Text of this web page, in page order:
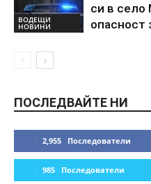
ВОДЕЩИ
НОВИНИ
си в село
опасност
ПОСЛЕДВАЙТЕ НИ
2,955 Последователи
985 Последователи